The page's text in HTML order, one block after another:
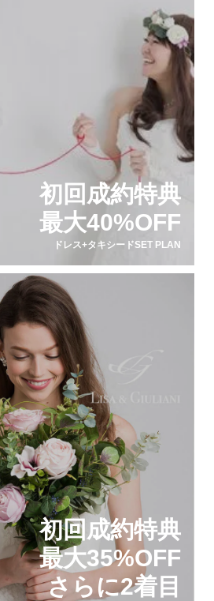
初回成約特典
最大40%OFF
ドレス+タキシードSET PLAN
初回成約特典
最大35%OFF
さらに2着目